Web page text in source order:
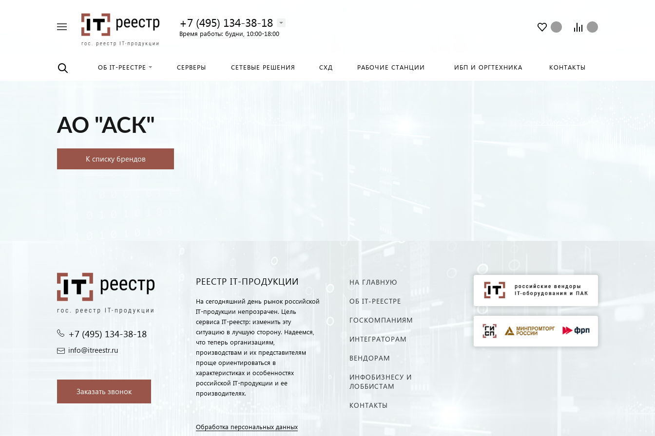
+7 (495) 134-38-18‬
Время работы: будни, 10:00-18:00
ОБ IT-РЕЕСТРЕ СЕРВЕРЫ СЕТЕВЫЕ РЕШЕНИЯ СХД РАБОЧИЕ СТАНЦИИ ИБП И ОРГТЕХНИКА КОНТАКТЫ
АО "АСК"
К списку брендов
+7 (495) 134-38-18‬
info@itreestr.ru
Заказать звонок
РЕЕСТР IT-ПРОДУКЦИИ
На сегодняшний день рынок российской
IT-продукции непрозрачен. Цель
сервиса IT-реестр: изменить эту
ситуацию в лучшую сторону. Надеемся,
что теперь организациям,
производствам и их представителям
проще ориентироваться в
характеристиках и особенностях
российской IT-продукции и ее
производителях.
Обработка персональных данных
НА ГЛАВНУЮ
ОБ IT-РЕЕСТРЕ
ГОСКОМПАНИЯМ
ИНТЕГРАТОРАМ
ВЕНДОРАМ
ИНФОБИЗНЕСУ И
ЛОББИСТАМ
КОНТАКТЫ